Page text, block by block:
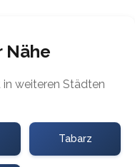
Nähe
weiteren Städten
Tabarz